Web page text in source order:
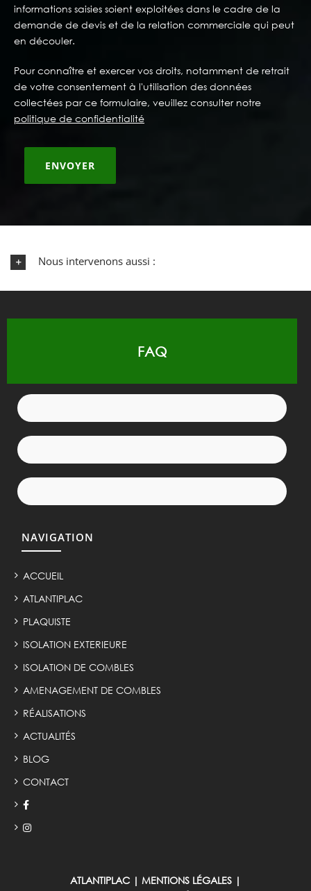
informations saisies soient exploitées dans le cadre de la
demande de devis et de la relation commerciale qui peut
en découler.
Pour connaître et exercer vos droits, notamment de retrait
de votre consentement à l'utilisation des données
collectées par ce formulaire, veuillez consulter notre
politique de confidentialité
Nous intervenons aussi :
FAQ
NAVIGATION
ACCUEIL
ATLANTIPLAC
PLAQUISTE
ISOLATION EXTERIEURE
ISOLATION DE COMBLES
AMENAGEMENT DE COMBLES
RÉALISATIONS
ACTUALITÉS
BLOG
CONTACT
ATLANTIPLAC | MENTIONS LÉGALES |